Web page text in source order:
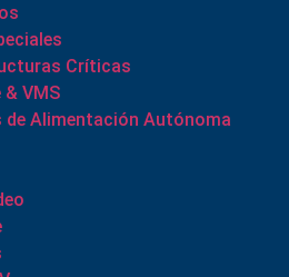
Críticas
VMS
de Alimentación Autónoma